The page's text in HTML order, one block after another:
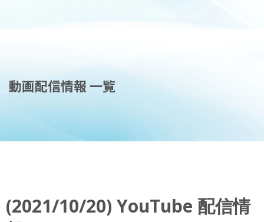
動画配信情報 一覧
(2021/10/20) YouTube 配信情